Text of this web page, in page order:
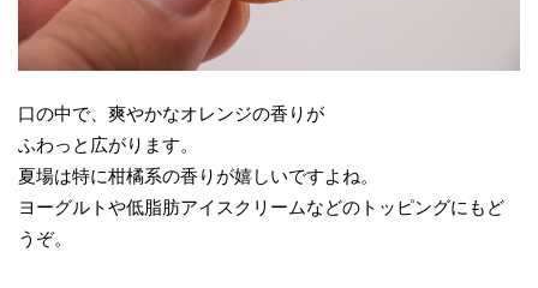
口の中で、爽やかなオレンジの香りが
ふわっと広がります。
夏場は特に柑橘系の香りが嬉しいですよね。
ヨーグルトや低脂肪アイスクリームなどのトッピングにもど
うぞ。